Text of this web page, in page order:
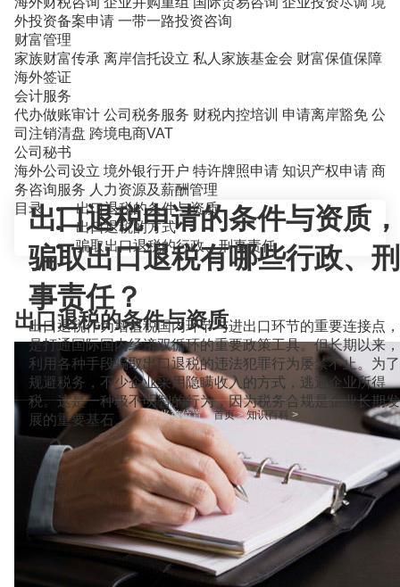
外投资备案申请 一带一路投资咨询
财富管理
家族财富传承 离岸信托设立 私人家族基金会 财富保值保障
海外签证
会计服务
代办做账审计 公司税务服务 财税内控培训 申请离岸豁免 公
司注销清盘 跨境电商VAT
公司秘书
海外公司设立 境外银行开户 特许牌照申请 知识产权申请 商
务咨询服务 人力资源及薪酬管理
当前位置：首页>知识百科 >
出口退税申请的条件与资质，
骗取出口退税有哪些行政、刑
事责任？
出口退税作为增值税国内环节与进出口环节的重要连接点，
是打通国际国内经济双循环的重要政策工具。但长期以来，
利用各种手段骗取出口退税的违法犯罪行为屡禁不止。为了
规避税务，不少企业采用隐瞒收入的方式，逃避企业所得
税。这是一种极不明智的行为，因为税务合规是企业长期发
展的重要基石。
目录
出口退税的条件与资质
出口退税的方式
骗取出口退税的行政、刑事责任
出口退税的条件与资质